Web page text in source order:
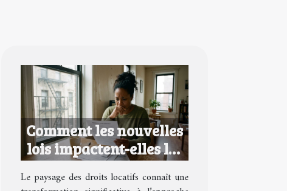
Comment les nouvelles
lois impactent-elles les
droits locatifs en 2026 ?
Le paysage des droits locatifs connaît une